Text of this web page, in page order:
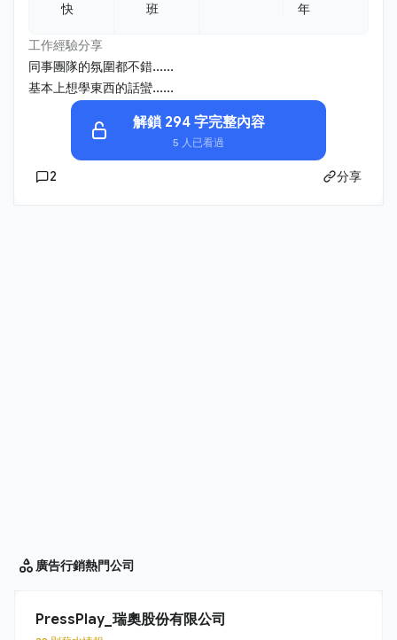
快
班
年
工作經驗分享
同事團隊的氛圍都不錯......
基本上想學東西的話蠻......
解鎖 294 字完整內容
5 人已看過
2 分享
廣告行銷熱門公司
PressPlay_瑞奧股份有限公司